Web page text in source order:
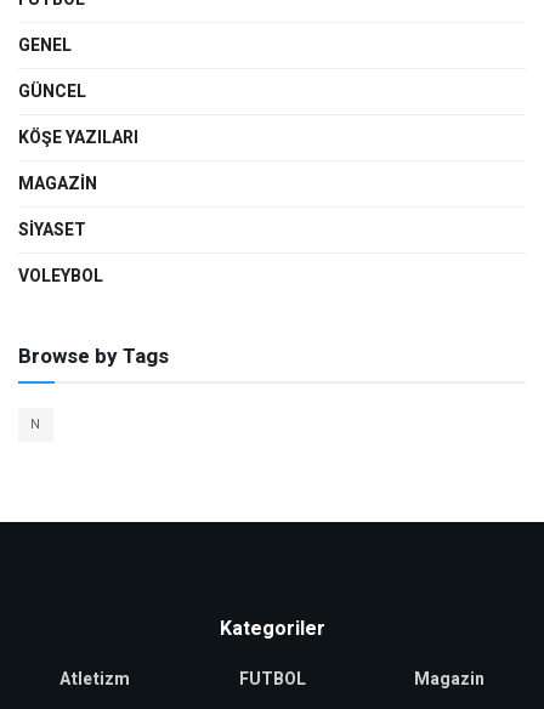
GENEL
GÜNCEL
KÖŞE YAZILARI
MAGAZIN
SIYASET
VOLEYBOL
Browse by Tags
N
Kategoriler
Atletizm
FUTBOL
Magazin